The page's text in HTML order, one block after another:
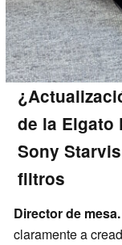
de la Elgato
Sony
filtros
Director de mesa.
claramente a